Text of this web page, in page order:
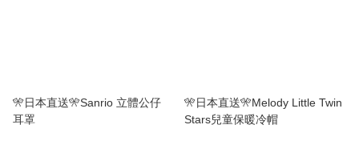
🎌日本直送🎌Sanrio 立體公仔
耳罩
🎌日本直送🎌Melody Little Twin
Stars兒童保暖冷帽